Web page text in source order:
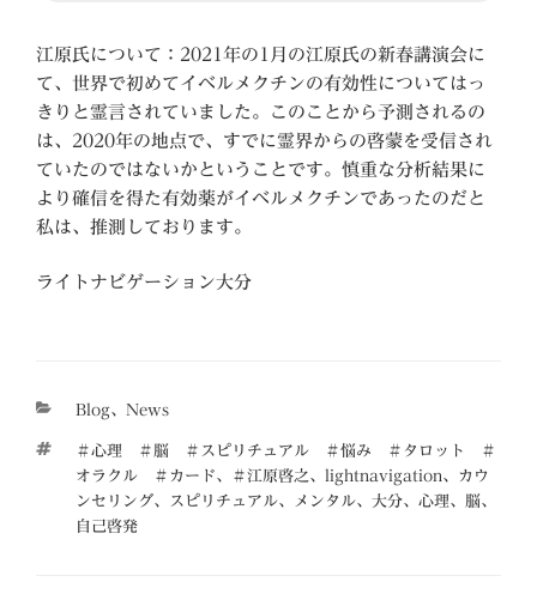
江原氏について：2021年の1月の江原氏の新春講演会に
て、世界で初めてイベルメクチンの有効性についてはっ
きりと霊言されていました。このことから予測されるの
は、2020年の地点で、すでに霊界からの啓蒙を受信され
ていたのではないかということです。慎重な分析結果に
より確信を得た有効薬がイベルメクチンであったのだと
私は、推測しております。
ライトナビゲーション大分
カ
ゴ
リ
ー
Blog、 News
タ
グ
＃心理 ＃脳 ＃スピリチュアル ＃悩み ＃タロット ＃
オラクル ＃カード、 ＃江原啓之、 lightnavigation、
カウ
ンセリング、 スピリチュアル、 メンタル、 大分、 心理、 脳、
自己啓発